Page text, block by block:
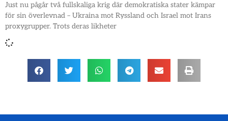
Just nu pågår två fullskaliga krig där demokratiska stater kämpar
för sin överlevnad – Ukraina mot Ryssland och Israel mot Irans
proxygrupper. Trots deras likheter